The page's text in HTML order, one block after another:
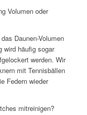
Volumen oder
Daunen-Volumen
wird häufig sogar
werden. Wir
mit Tennisbällen
Federn wieder
mitreinigen?